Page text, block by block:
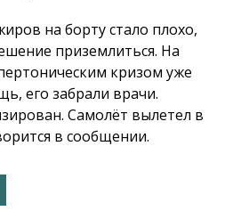
на борту стало плохо,
приземлиться. На
кризом уже
его забрали врачи.
Самолёт вылетел в
в сообщении.